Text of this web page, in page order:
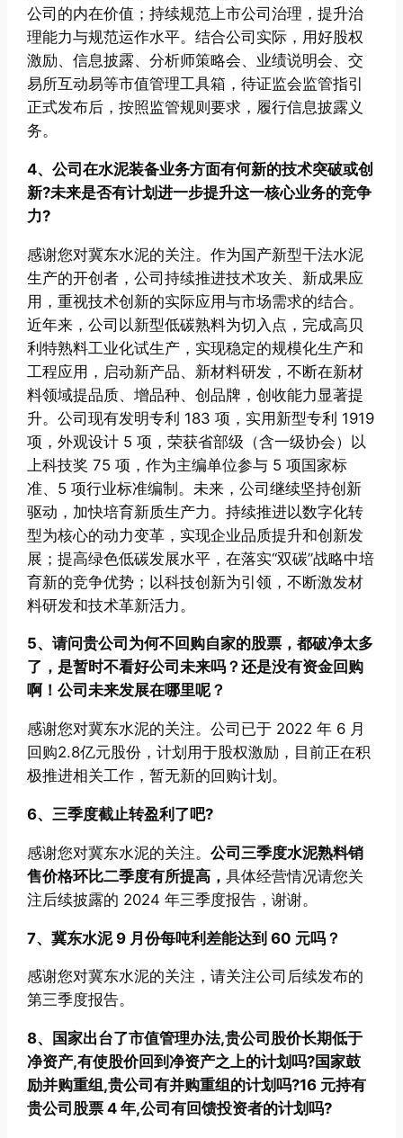
公司的内在价值；持续规范上市公司治理，提升治
理能力与规范运作水平。结合公司实际，用好股权
激励、信息披露、分析师策略会、业绩说明会、交
易所互动易等市值管理工具箱，待证监会监管指引
正式发布后，按照监管规则要求，履行信息披露义
务。
4、公司在水泥装备业务方面有何新的技术突破或创
新?未来是否有计划进一步提升这一核心业务的竞争
力?
感谢您对冀东水泥的关注。作为国产新型干法水泥
生产的开创者，公司持续推进技术攻关、新成果应
用，重视技术创新的实际应用与市场需求的结合。
近年来，公司以新型低碳熟料为切入点，完成高贝
利特熟料工业化试生产，实现稳定的规模化生产和
工程应用，启动新产品、新材料研发，不断在新材
料领域提品质、增品种、创品牌，创收能力显著提
升。公司现有发明专利 183 项，实用新型专利 1919
项，外观设计 5 项，荣获省部级（含一级协会）以
上科技奖 75 项，作为主编单位参与 5 项国家标
准、5 项行业标准编制。未来，公司继续坚持创新
驱动，加快培育新质生产力。持续推进以数字化转
型为核心的动力变革，实现企业品质提升和创新发
展；提高绿色低碳发展水平，在落实“双碳”战略中培
育新的竞争优势；以科技创新为引领，不断激发材
料研发和技术革新活力。
5、请问贵公司为何不回购自家的股票，都破净太多
了，是暂时不看好公司未来吗？还是没有资金回购
啊！公司未来发展在哪里呢？
感谢您对冀东水泥的关注。公司已于 2022 年 6 月
回购2.8亿元股份，计划用于股权激励，目前正在积
极推进相关工作，暂无新的回购计划。
6、三季度截止转盈利了吧?
感谢您对冀东水泥的关注。公司三季度水泥熟料销
售价格环比二季度有所提高，具体经营情况请您关
注后续披露的 2024 年三季度报告，谢谢。
7、冀东水泥 9 月份每吨利差能达到 60 元吗？
感谢您对冀东水泥的关注，请关注公司后续发布的
第三季度报告。
8、国家出台了市值管理办法,贵公司股价长期低于
净资产,有使股价回到净资产之上的计划吗?国家鼓
励并购重组,贵公司有并购重组的计划吗?16 元持有
贵公司股票 4 年,公司有回馈投资者的计划吗?